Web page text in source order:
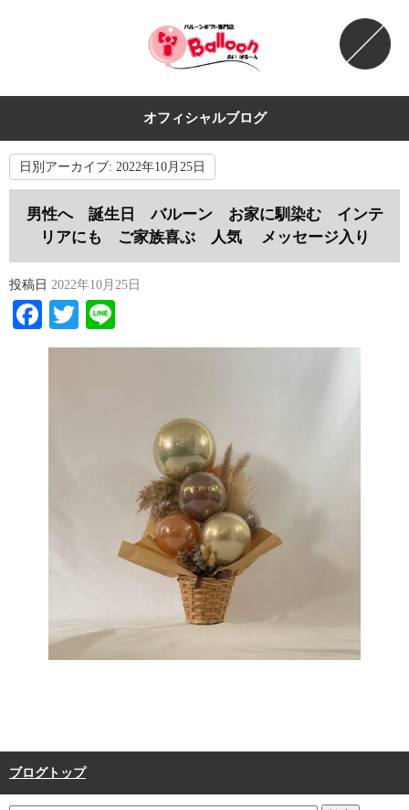
オフィシャルブログ
日別アーカイブ: 2022年10月25日
男性へ 誕生日 バルーン お家に馴染む インテ
リアにも ご家族喜ぶ 人気 メッセージ入り
投稿日 2022年10月25日
Facebook
Twitter
ブログトップ